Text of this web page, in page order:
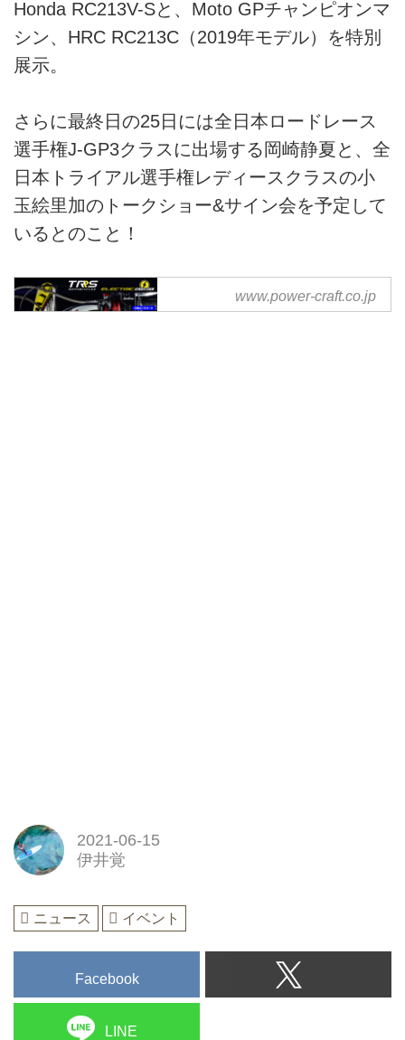
Honda RC213V-Sと、Moto GPチャンピオンマ
シン、HRC RC213C（2019年モデル）を特別
展示。
さらに最終日の25日には全日本ロードレース
選手権J-GP3クラスに出場する岡崎静夏と、全
日本トライアル選手権レディースクラスの小
玉絵里加のトークショー&サイン会を予定して
いるとのこと！
ぱわあくらふと｜ロードレー
ス車・各種パーツ・トライア
www.power-craft.co.jp
2021-06-15
伊井覚
ニュース イベント
Facebook
LINE